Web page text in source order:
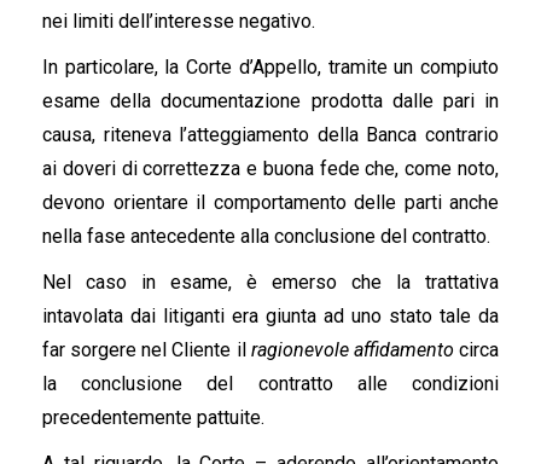
nei limiti dell’interesse negativo.
In particolare, la Corte d’Appello, tramite un compiuto
esame della documentazione prodotta dalle pari in
causa, riteneva l’atteggiamento della Banca contrario
ai doveri di correttezza e buona fede che, come noto,
devono orientare il comportamento delle parti anche
nella fase antecedente alla conclusione del contratto.
Nel caso in esame, è emerso che la trattativa
intavolata dai litiganti era giunta ad uno stato tale da
far sorgere nel Cliente il ragionevole affidamento circa
la conclusione del contratto alle condizioni
precedentemente pattuite.